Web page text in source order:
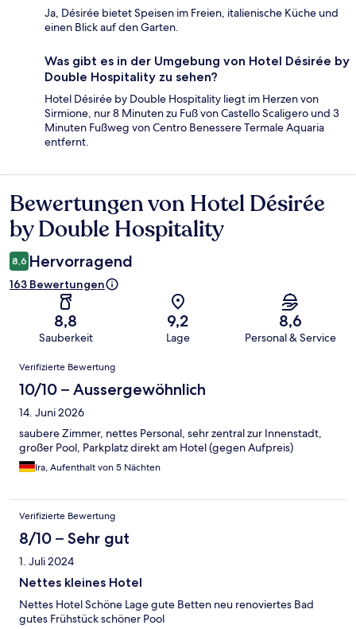
Ja, Désirée bietet Speisen im Freien, italienische Küche und
einen Blick auf den Garten.
Was gibt es in der Umgebung von Hotel Désirée by
Double Hospitality zu sehen?
Hotel Désirée by Double Hospitality liegt im Herzen von
Sirmione, nur 8 Minuten zu Fuß von Castello Scaligero und 3
Minuten Fußweg von Centro Benessere Termale Aquaria
entfernt.
Bewertungen
Bewertungen von Hotel Désirée
by Double Hospitality
8,6 Hervorragend
163 Bewertungen
8,8
Sauberkeit
9,2
Lage
8,6
Personal & Service
Bewertungen
Verifizierte Bewertung
10/10 – Aussergewöhnlich
14. Juni 2026
saubere Zimmer, nettes Personal, sehr zentral zur Innenstadt,
großer Pool, Parkplatz direkt am Hotel (gegen Aufpreis)
Ira, Aufenthalt von 5 Nächten
Verifizierte Bewertung
8/10 – Sehr gut
1. Juli 2024
Nettes kleines Hotel
Nettes Hotel Schöne Lage gute Betten neu renoviertes Bad
gutes Frühstück schöner Pool